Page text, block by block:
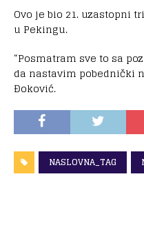
Ovo je bio 21. uzastopni
u Pekingu.
“Posmatram sve to sa
da nastavim pobednički
Đoković.
NASLOVNA_TAG